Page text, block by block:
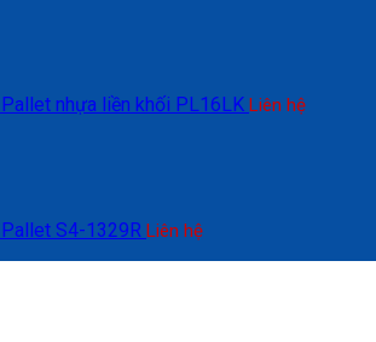
Pallet nhựa liền khối PL16LK Liên hệ
Pallet S4-1329R Liên hệ